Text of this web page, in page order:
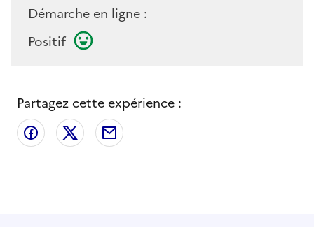
Démarche en ligne :
Positif
Partagez cette expérience :
Partager sur Facebook
Partager sur X